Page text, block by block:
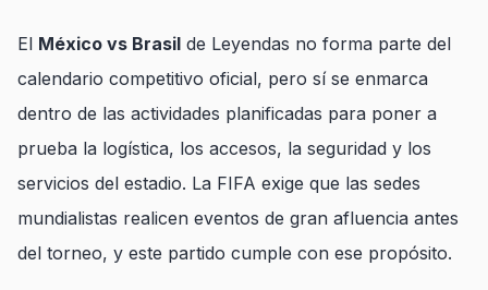
El México vs Brasil de Leyendas no forma parte del
calendario competitivo oficial, pero sí se enmarca
dentro de las actividades planificadas para poner a
prueba la logística, los accesos, la seguridad y los
servicios del estadio. La FIFA exige que las sedes
mundialistas realicen eventos de gran afluencia antes
del torneo, y este partido cumple con ese propósito.